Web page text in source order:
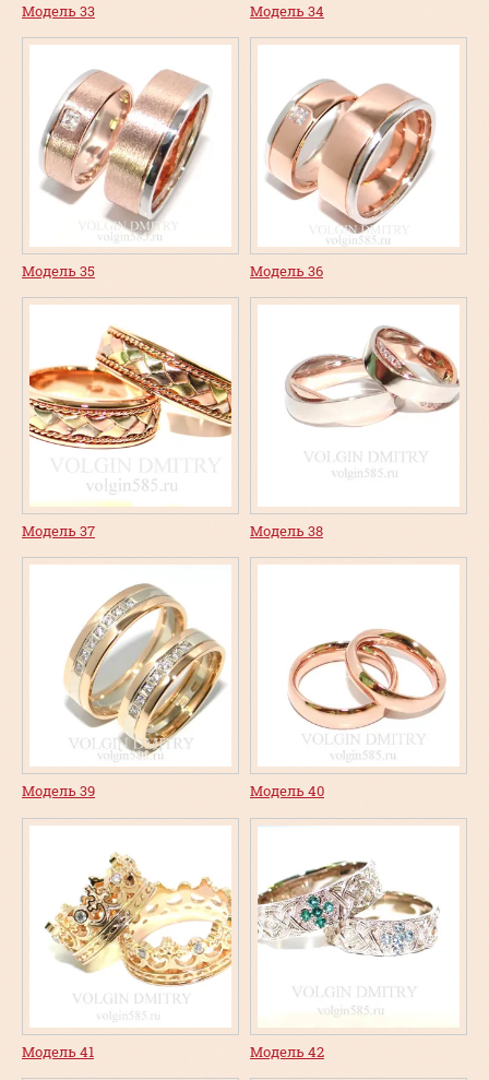
Модель 33 Модель 34
Модель 35 Модель 36
Модель 37 Модель 38
Модель 39 Модель 40
Модель 41 Модель 42